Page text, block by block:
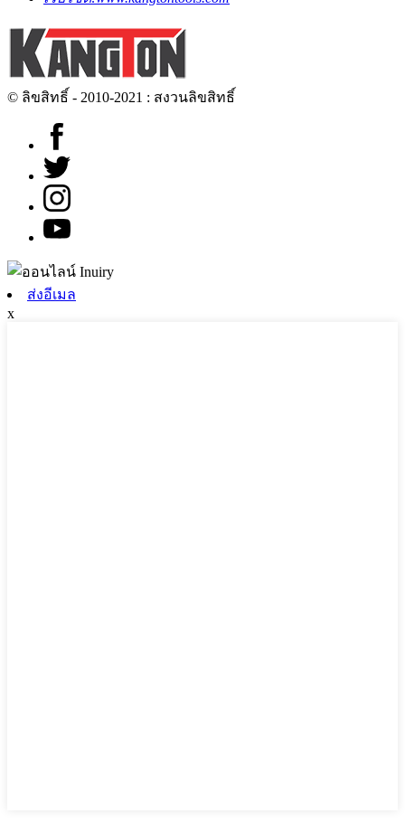
© ลิขสิทธิ์ - 2010-2021 : สงวนลิขสิทธิ์
ส่งอีเมล
x